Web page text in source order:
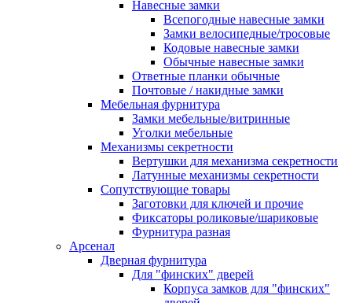
Навесные замки
Всепогодные навесные замки
Замки велосипедные/тросовые
Кодовые навесные замки
Обычные навесные замки
Ответные планки обычные
Почтовые / накидные замки
Мебельная фурнитура
Замки мебельные/витринные
Уголки мебельные
Механизмы секретности
Вертушки для механизма секретности
Латунные механизмы секретности
Сопутствующие товары
Заготовки для ключей и прочие
Фиксаторы роликовые/шариковые
Фурнитура разная
Арсенал
Дверная фурнитура
Для "финских" дверей
Корпуса замков для "финских"